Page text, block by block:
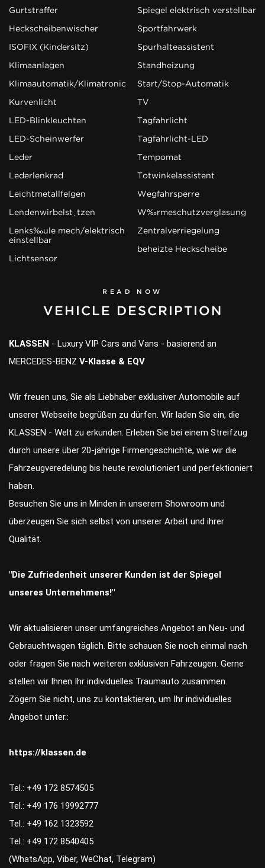
Gurtstraffer
Heckscheibenwischer
ISOFIX (Kindersitz)
Klimaanlagen
Klimaautomatik/Klimatronic
Kurvenlicht
LED-Blinkleuchten
LED-Scheinwerfer
Leder
Lederlenkrad
Leichtmetallfelgen
Lendenwirbelstützen
Lenksäule mech/elektrisch
einstellbar
Lichtsensor
Spiegel elektrisch verstellbar
Sportfahrwerk
Spurhalteassistent
Standheizung
Start/Stop-Automatik
TV
Tagfahrlicht
Tagfahrlicht-LED
Tempomat
Totwinkelassistent
Wegfahrsperre
Wärmeschutzverglasung
Zentralverriegelung
beheizte Heckscheibe
READ NOW
VEHICLE DESCRIPTION
KLASSEN - Luxury VIP Cars and Vans - basierend an
MERCEDES-BENZ V-Klasse & EQV
Wir freuen uns, Sie als Liebhaber exklusiver Automobile auf
unserer Webseite begrüßen zu dürfen. Wir laden Sie ein, die
KLASSEN - Welt zu erkunden. Erleben Sie bei einem Streifzug
durch unsere über 20-jährige Firmengeschichte, wie wir die
Fahrzeugveredelung bis heute revolutioniert und perfektioniert
haben.
Besuchen Sie uns in Minden in unserem Showroom und
überzeugen Sie sich selbst von unserer Arbeit und ihrer
Qualität.
"Die Zufriedenheit unserer Kunden ist der Spiegel
unseres Unternehmens!"
Wir aktualisieren unser umfangreiches Angebot an Neu- und
Gebrauchtwagen täglich. Bitte schauen Sie noch einmal nach
oder fragen Sie nach weiteren exklusiven Fahrzeugen. Gerne
stellen wir Ihnen Ihr individuelles Traumauto zusammen.
Zögern Sie nicht, uns zu kontaktieren, um Ihr individuelles
Angebot unter.:
https://klassen.de
Tel.: +49 172 8574505
Tel.: +49 176 19992777
Tel.: +49 162 1323592
Tel.: +49 172 8540405
(WhatsApp, Viber, WeChat, Telegram)